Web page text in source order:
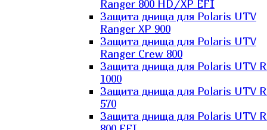
Ranger 800 HD/XP EFI
Защита днища для Polaris UTV
Ranger XP 900
Защита днища для Polaris UTV
Ranger Сrew 800
Защита днища для Polaris UTV
1000
Защита днища для Polaris UTV
570
Защита днища для Polaris UTV